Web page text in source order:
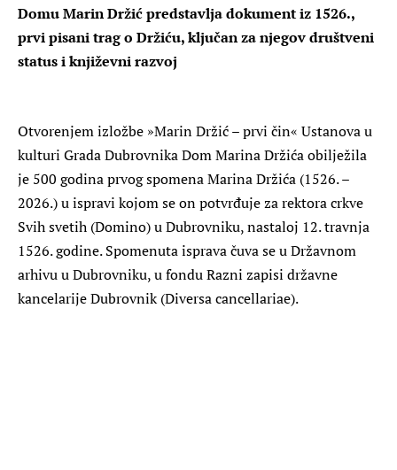
Domu Marin Držić predstavlja dokument iz 1526.,
prvi pisani trag o Držiću, ključan za njegov društveni
status i književni razvoj
Otvorenjem izložbe »Marin Držić – prvi čin« Ustanova u
kulturi Grada Dubrovnika Dom Marina Držića obilježila
je 500 godina prvog spomena Marina Držića (1526. –
2026.) u ispravi kojom se on potvrđuje za rektora crkve
Svih svetih (Domino) u Dubrovniku, nastaloj 12. travnja
1526. godine. Spomenuta isprava čuva se u Državnom
arhivu u Dubrovniku, u fondu Razni zapisi državne
kancelarije Dubrovnik (Diversa cancellariae).